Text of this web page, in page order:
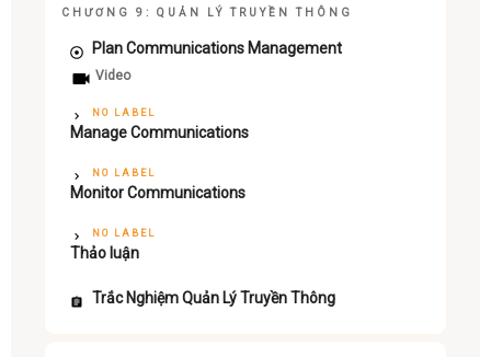
CHƯƠNG 9: QUẢN LÝ TRUYỀN THÔNG
Plan Communications Management
Video
NO LABEL
Manage Communications
NO LABEL
Monitor Communications
NO LABEL
Thảo luận
Trắc Nghiệm Quản Lý Truyền Thông